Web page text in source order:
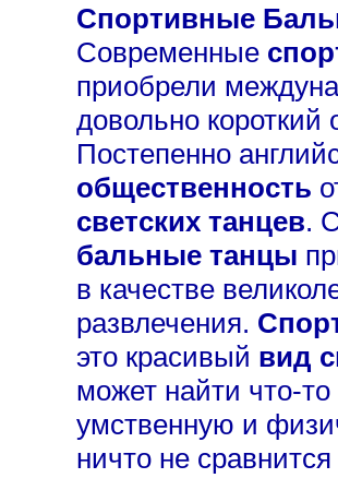
Спортивные
Современные
приобрели
довольно короткий
Постепенно
общественность
светских танцев.
бальные танцы
в качестве
развлечения.
это красивый вид
может найти что-
умственную и
ничто не сравнится